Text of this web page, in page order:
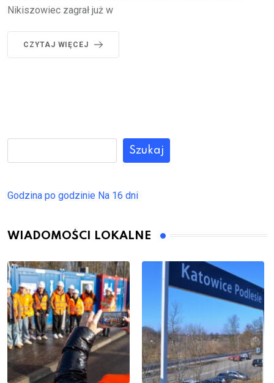
Nikiszowiec zagrał już w
CZYTAJ WIĘCEJ
Szukaj
Godzina po godzinie Na 16 dni
WIADOMOŚCI LOKALNE